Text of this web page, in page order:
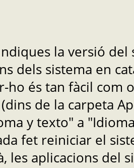
la versió
dels sistema en
ho és tan fàcil com
de la carpeta
y texto" a
fet reiniciar el
les aplicacions del